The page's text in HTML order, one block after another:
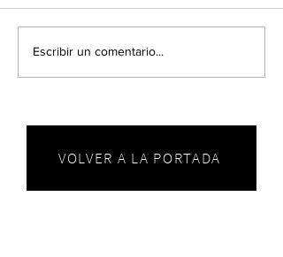
Escribir un comentario...
VOLVER A LA PORTADA